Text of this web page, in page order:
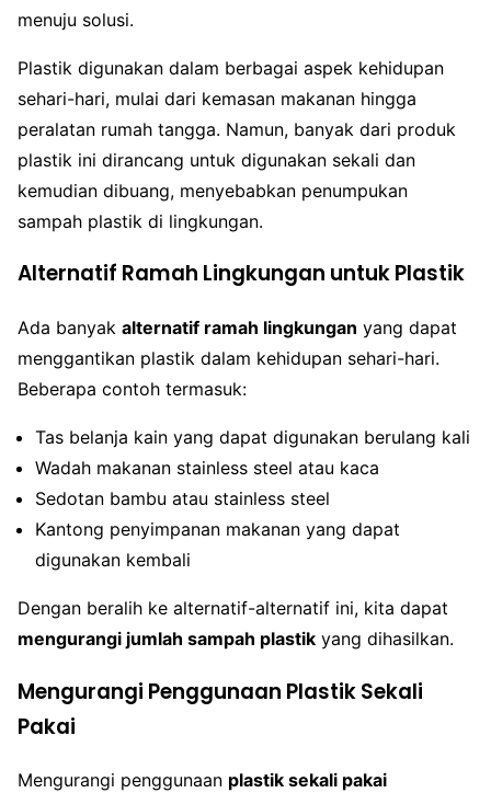
menuju solusi.
Plastik digunakan dalam berbagai aspek kehidupan
sehari-hari, mulai dari kemasan makanan hingga
peralatan rumah tangga. Namun, banyak dari produk
plastik ini dirancang untuk digunakan sekali dan
kemudian dibuang, menyebabkan penumpukan
sampah plastik di lingkungan.
Alternatif Ramah Lingkungan untuk Plastik
Ada banyak alternatif ramah lingkungan yang dapat
menggantikan plastik dalam kehidupan sehari-hari.
Beberapa contoh termasuk:
Tas belanja kain yang dapat digunakan berulang kali
Wadah makanan stainless steel atau kaca
Sedotan bambu atau stainless steel
Kantong penyimpanan makanan yang dapat
digunakan kembali
Dengan beralih ke alternatif-alternatif ini, kita dapat
mengurangi jumlah sampah plastik yang dihasilkan.
Mengurangi Penggunaan Plastik Sekali
Pakai
Mengurangi penggunaan plastik sekali pakai